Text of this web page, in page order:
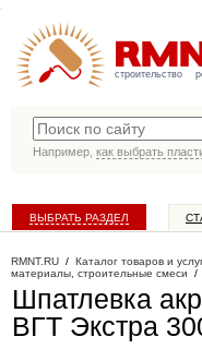
строительство
Например, как выбрать
ВЫБРАТЬ РАЗДЕЛ
RMNT.RU / Каталог товаров и
материалы, строительные смеси /
Шпатлевка
ВГТ Экстра